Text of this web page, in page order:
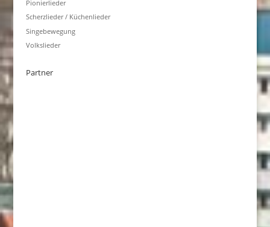
Pionierlieder
Scherzlieder / Küchenlieder
Singebewegung
Volkslieder
Partner